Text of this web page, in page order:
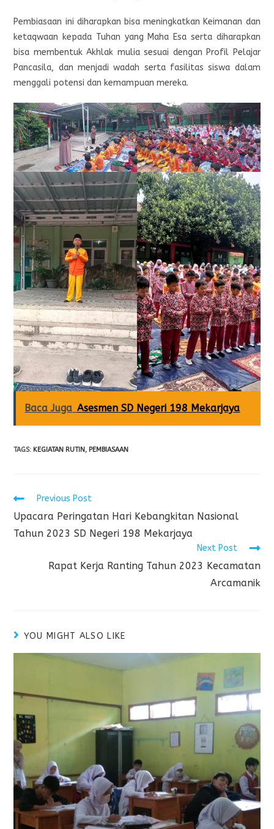
Pembiasaan ini diharapkan bisa meningkatkan Keimanan dan
ketaqwaan kepada Tuhan yang Maha Esa serta diharapkan
bisa membentuk Akhlak mulia sesuai dengan Profil Pelajar
Pancasila, dan menjadi wadah serta fasilitas siswa dalam
menggali potensi dan kemampuan mereka.
Baca Juga Asesmen SD Negeri 198 Mekarjaya
TAGS: KEGIATAN RUTIN, PEMBIASAAN
Previous Post
Upacara Peringatan Hari Kebangkitan Nasional
Tahun 2023 SD Negeri 198 Mekarjaya
Next Post
Rapat Kerja Ranting Tahun 2023 Kecamatan
Arcamanik
YOU MIGHT ALSO LIKE